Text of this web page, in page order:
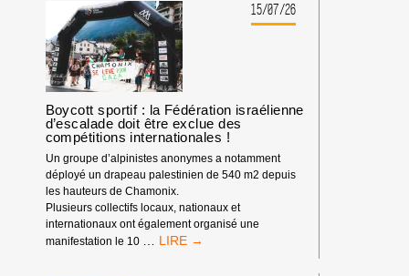
BDS
:
NOTRE
IMPACT
DEPUIS
LE
DÉBUT
DE
L’ANNÉE
2026
15/07/26
Boycott sportif : la Fédération israélienne
d’escalade doit être exclue des
compétitions internationales !
Un groupe d’alpinistes anonymes a notamment
déployé un drapeau palestinien de 540 m2 depuis
les hauteurs de Chamonix.
Plusieurs collectifs locaux, nationaux et
internationaux ont également organisé une
manifestation le 10 … BOYCOTT